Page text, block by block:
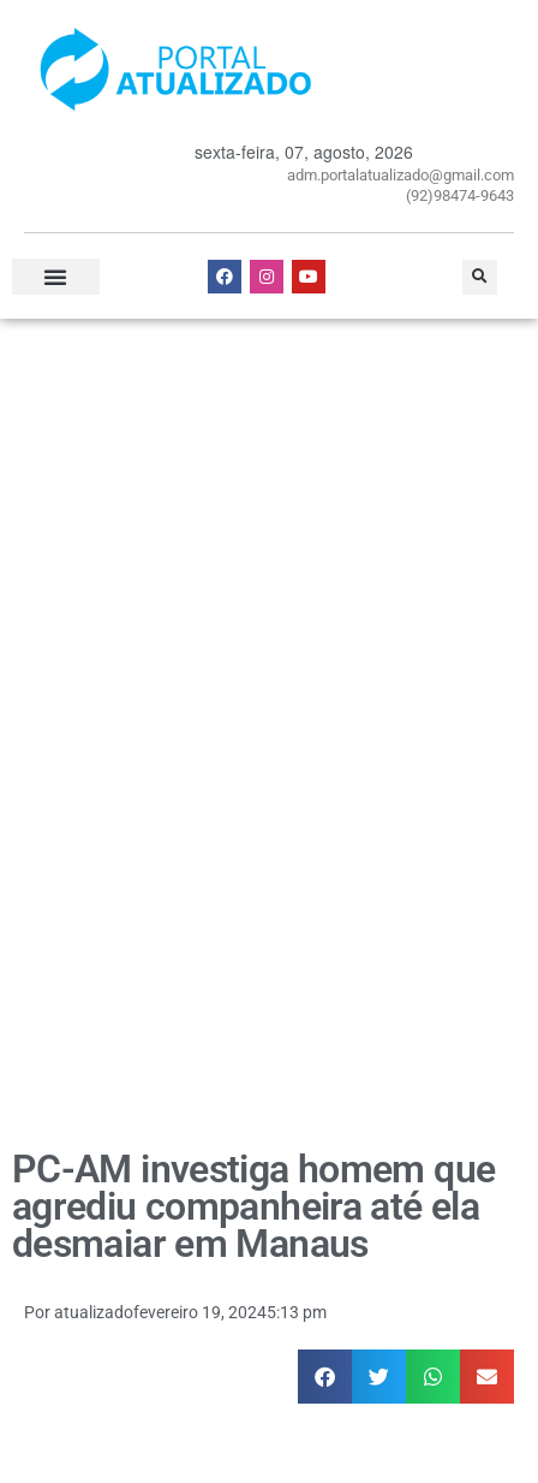
sexta-feira, 07, agosto, 2026
adm.portalatualizado@gmail.com
(92)98474-9643
PC-AM investiga homem que
agrediu companheira até ela
desmaiar em Manaus
Poratualizadofevereiro 19, 20245:13 pm